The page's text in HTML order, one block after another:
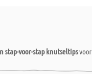
stap-voor-stap knutseltipsvoor